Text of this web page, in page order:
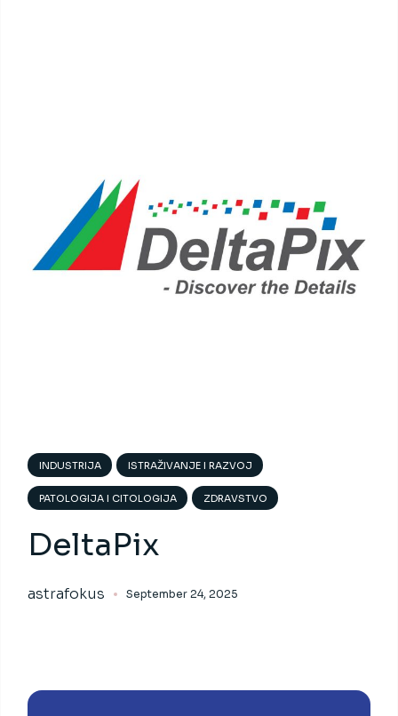
INDUSTRIJA ISTRAŽIVANJE I RAZVOJ
PATOLOGIJA I CITOLOGIJA ZDRAVSTVO
DeltaPix
astrafokus September 24, 2025